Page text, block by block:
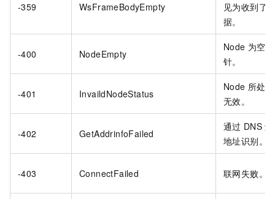
-359 WsFrameBodyEmpty
见为收到了
据。
-400 NodeEmpty
Node 为空指
针。
-401 InvaildNodeStatus
Node 所处
无效。
-402 GetAddrinfoFailed
通过 DNS
地址识别。
-403 ConnectFailed 联网失败。